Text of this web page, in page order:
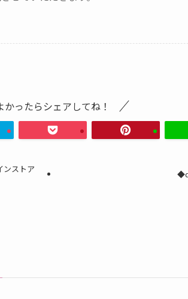
かったらシェアしてね！
ンストア